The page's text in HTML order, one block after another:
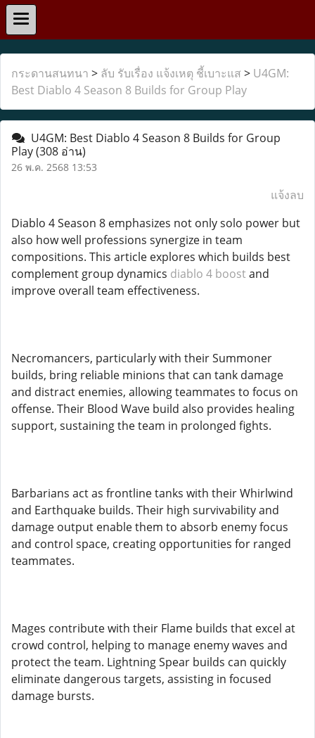
กระดานสนทนา > ลับ รับเรื่อง แจ้งเหตุ ชี้เบาะแส > U4GM:
Best Diablo 4 Season 8 Builds for Group Play
U4GM: Best Diablo 4 Season 8 Builds for Group
Play(308 อ่าน)
26 พ.ค. 2568 13:53
แจ้งลบ
Diablo 4 Season 8 emphasizes not only solo power but
also how well professions synergize in team
compositions. This article explores which builds best
complement group dynamics diablo 4 boostand
improve overall team effectiveness.
Necromancers, particularly with their Summoner
builds, bring reliable minions that can tank damage
and distract enemies, allowing teammates to focus on
offense. Their Blood Wave build also provides healing
support, sustaining the team in prolonged fights.
Barbarians act as frontline tanks with their Whirlwind
and Earthquake builds. Their high survivability and
damage output enable them to absorb enemy focus
and control space, creating opportunities for ranged
teammates.
Mages contribute with their Flame builds that excel at
crowd control, helping to manage enemy waves and
protect the team. Lightning Spear builds can quickly
eliminate dangerous targets, assisting in focused
damage bursts.